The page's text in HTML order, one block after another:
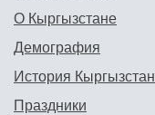
О Кыргызстане
Демография
История
Праздники